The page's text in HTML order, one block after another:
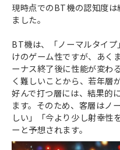
現時点でのBT機の認知度
ました。
BT機は、「ノーマルタイ
けのゲーム性ですが、あく
ーナス終了後に性能が変わ
く難しいことから、若年層
好んで打つ層には、結果的
ます。そのため、客層はノ
しい」「今より少し射幸性
ーと予想されます。